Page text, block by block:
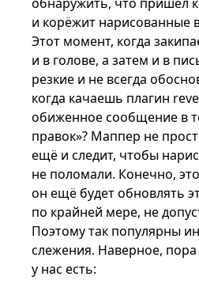
и корёжит нарисованные
Этот момент, когда
и в голове, а затем и в
резкие и не всегда
когда качаешь плагин
обиженное сообщение в
правок»? Маппер не
ещё и следит, чтобы
не поломали. Конечно,
он ещё будет обновлять
по крайней мере, не
Поэтому так популярны
слежения. Наверное,
у нас есть: